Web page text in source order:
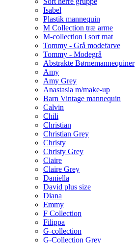
Isabel
Plastik mannequin
M Collection træ arme
M-collection i sort mat
Tommy - Grå modefarve
Tommy - Modegrå
Abstrakte Børnemannequiner
Amy
Amy Grey
Anastasia m/make-up
Barn Vintage mannequin
Calvin
Chili
Christian
Christian Grey
Christy
Christy Grey
Claire
Claire Grey
Daniella
David plus size
Diana
Emmy
F Collection
Filippa
G-collection
G-Collection Grey